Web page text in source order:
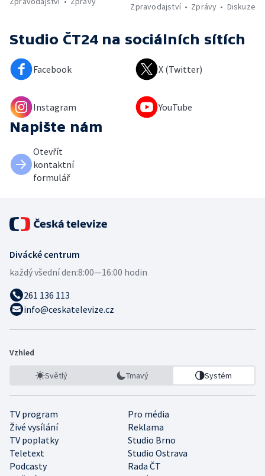
Zpravodajství
Zprávy Diskuze
Studio ČT24 na sociálních sítích
Facebook X (Twitter)
Instagram YouTube
Napište nám
Otevřít
kontaktní
formulář
Divácké centrum
každý všední den:8:00—16:00 hodin
261 136 113
info@ceskatelevize.cz
Vzhled
Světlý Tmavý Systém
TV program
Pro média
Živé vysílání
Reklama
TV poplatky
Studio Brno
Teletext
Studio Ostrava
Podcasty
Rada ČT